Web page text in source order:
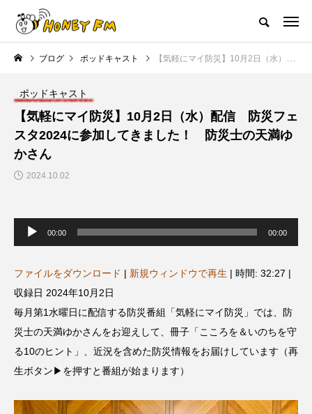
ハニーエフエム｜地域・人にフォーカスし発信するウェブラジオ局
HOME ハニーFMの紹介 後援申請 フリーペーパー プレイ
NEW POST
JAZZ BAR COZY
最終回【JAZZ Bar cozy】3月7
日（木）今回はビル・エヴァン
ス リバーサイド4部作を特集し
ました！
2024.03.07
意識しています 三田グリーン
ットの山本さん
2026.07.14
TAG LIST
ブログ ポッドキャスト 【気軽にマイ防災】10月2日（水）配信 防災フェスタ2024に参加してきました！ 防災士の天満ゆかさん
ポッドキャスト
【気軽にマイ防災】10月2日（水）配信 防災フェ
スタ2024に参加してきました！ 防災士の天満ゆ
かさん
2024.10.02
ヤ
ー
00:00 00:00
ファイルをダウンロード | 新規ウィンドウで再生 | 時間: 32:27 |
収録日 2024年10月2日
毎月第1水曜日に配信する防災番組「気軽にマイ防災」では、防
災士の天満ゆかさんをお迎えして、冊子「こころを＆いのちを守
る10のヒント」、近況を含めた防災情報をお届けしています（再
生ボタン▶を押すと番組が始まります）